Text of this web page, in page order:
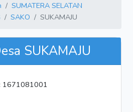
SUMATERA SELATAN
SAKO SUKAMAJU
SUKAMAJU
: 1671081001